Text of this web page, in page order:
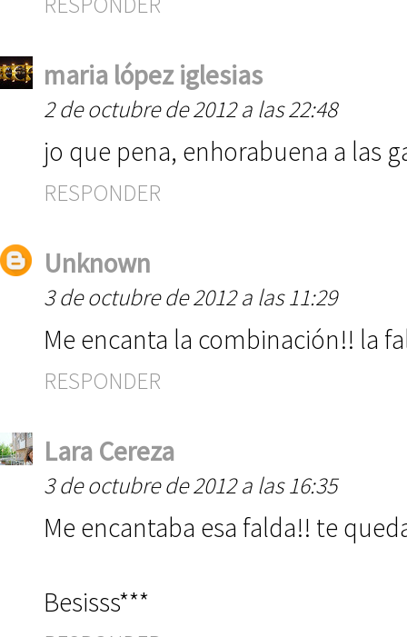
maria lópez iglesias
2 de octubre de 2012 a las 22:48
jo que pena, enhorabuena a las
RESPONDER
Unknown
3 de octubre de 2012 a las 11:29
Me encanta la combinación!! la
RESPONDER
Lara Cereza
3 de octubre de 2012 a las 16:35
Me encantaba esa falda!! te
Besisss***